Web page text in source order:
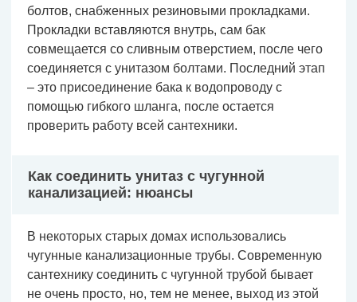
болтов, снабженных резиновыми прокладками.
Прокладки вставляются внутрь, сам бак
совмещается со сливным отверстием, после чего
соединяется с унитазом болтами. Последний этап
– это присоединение бака к водопроводу с
помощью гибкого шланга, после остается
проверить работу всей сантехники.
Как соединить унитаз с чугунной
канализацией: нюансы
В некоторых старых домах использовались
чугунные канализационные трубы. Современную
сантехнику соединить с чугунной трубой бывает
не очень просто, но, тем не менее, выход из этой